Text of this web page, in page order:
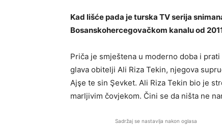
Kad lišće pada je turska TV serija
Bosanskohercegovačkom kanalu od
Priča je smještena u moderno doba i
glava obitelji Ali Riza Tekin, njegova
Ajşe te sin Şevket. Ali Riza Tekin bio je
marljivim čovjekom. Čini se da ništa ne
Sadržaj se nastavlja nakon oglasa